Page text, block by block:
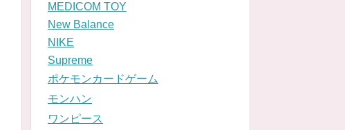
MEDICOM TOY
New Balance
NIKE
Supreme
ポケモンカードゲーム
モンハン
ワンピース